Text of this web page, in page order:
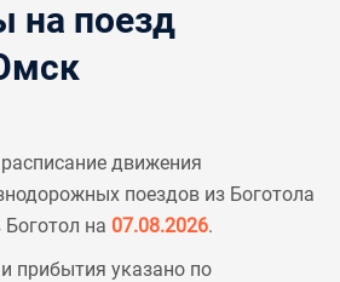
на поезд
движения
поездов из Боготола
на 07.08.2026.
прибытия указано по